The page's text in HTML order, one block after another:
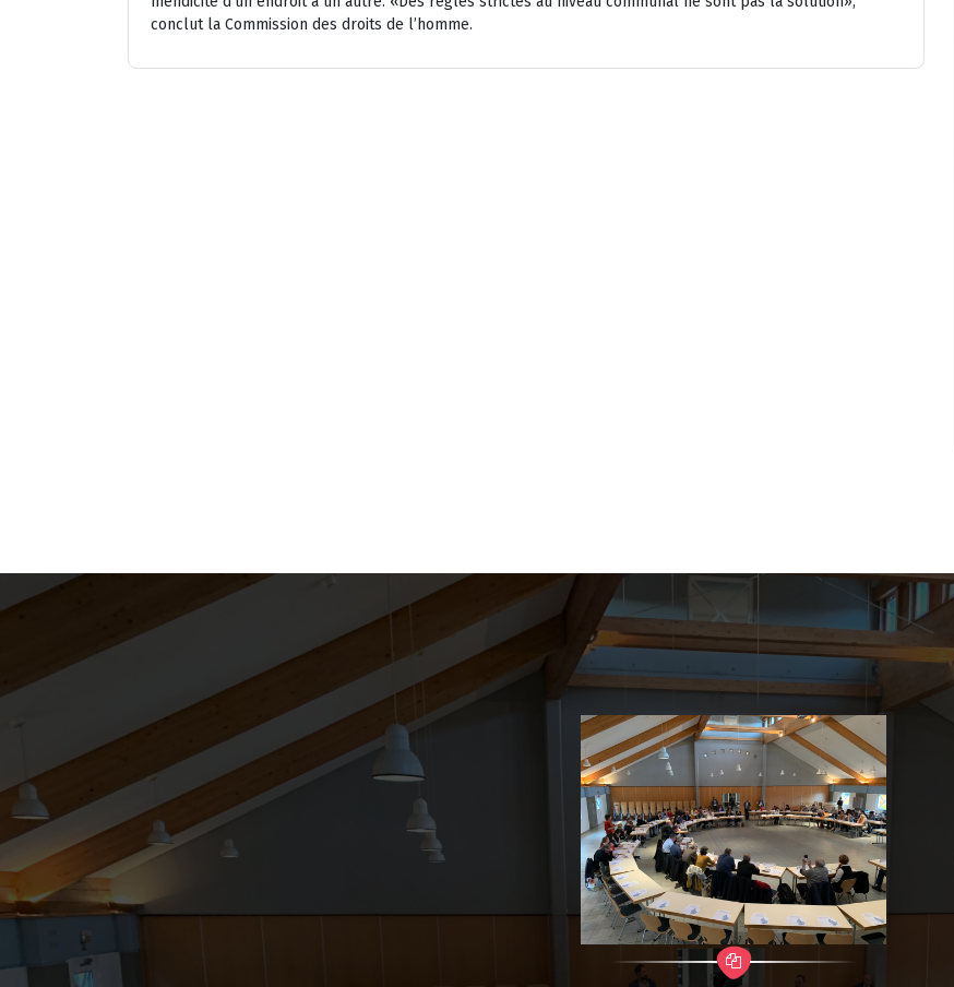
conclut la Commission des droits de l’homme.